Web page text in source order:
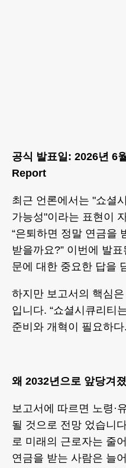
공식 발표일: 2026년 6
Report
최근 언론에서는 "쇼셜
가능성"이라는 표현이
“은퇴하면 정말 연금을
받을까요?” 이번에 발
문에 대한 중요한 답을
하지만 보고서의 핵심
입니다. “쇼셜시큐리티
준비와 개혁이 필요하다
왜 2032년으로 앞당겨
보고서에 따르면 노령·
될 것으로 전망 었습니
로 미래의 근로자는 줄
연금을 받는 사람은 늘